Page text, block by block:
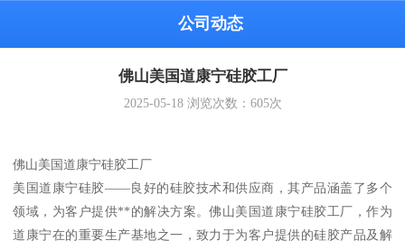
公司动态
佛山美国道康宁硅胶工厂
2025-05-18浏览次数： 605次
佛山美国道康宁硅胶工厂
美国道康宁硅胶——良好的硅胶技术和供应商，其产品涵盖了多个
领域，为客户提供**的解决方案。佛山美国道康宁硅胶工厂，作为
道康宁在的重要生产基地之一，致力于为客户提供的硅胶产品及解